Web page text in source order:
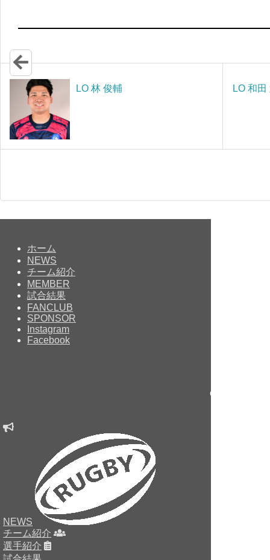
LO 林 俊輔 LO 和田
ホーム
NEWS
チーム紹介
MEMBER
試合結果
FANCLUB
SPONSOR
Instagram
Facebook
Copyright ©
NEWS
チーム紹介
選手紹介